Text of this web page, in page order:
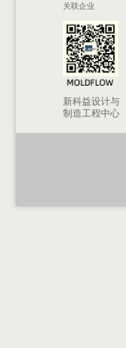
关联企业
新科益设计与
制造工程中心